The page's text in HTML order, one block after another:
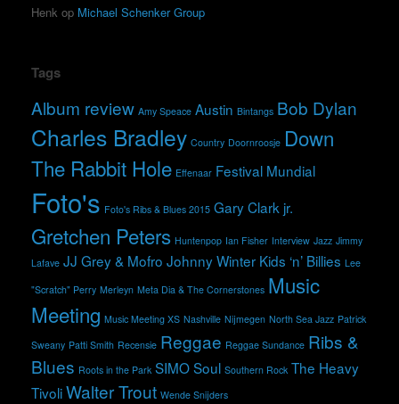
Henk op Michael Schenker Group
Tags
Album review Amy Speace Austin Bintangs Bob Dylan
Charles Bradley Country Doornroosje Down
The Rabbit Hole Effenaar Festival Mundial
Foto's Foto's Ribs & Blues 2015 Gary Clark jr.
Gretchen Peters Huntenpop Ian Fisher Interview Jazz Jimmy
Lafave JJ Grey & Mofro Johnny Winter Kids ‘n’ Billies Lee
"Scratch" Perry Merleyn Meta Dia & The Cornerstones Music
Meeting Music Meeting XS Nashville Nijmegen North Sea Jazz Patrick
Sweany Patti Smith Recensie Reggae Reggae Sundance Ribs &
Blues Roots in the Park SIMOSoul Southern Rock The Heavy
TivoliWalter Trout Wende Snijders